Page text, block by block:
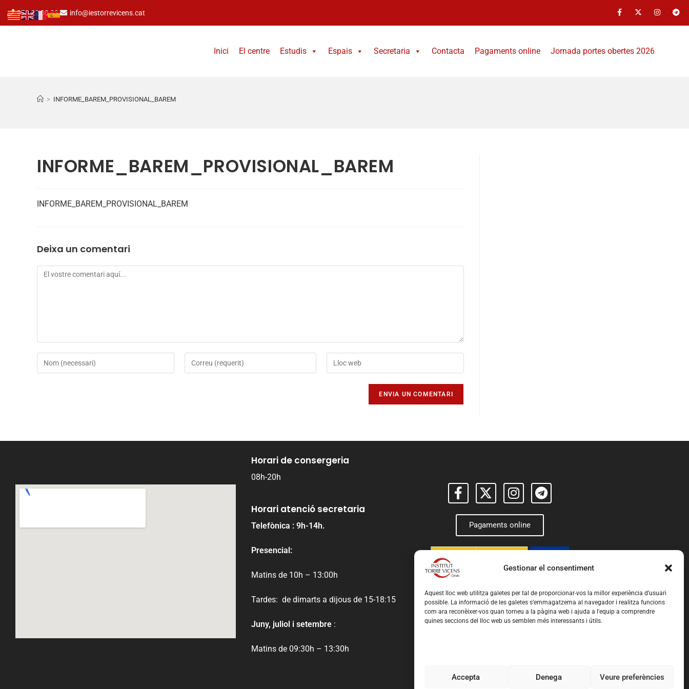
Gestionar el consentiment
Aquest lloc web utilitza galetes per tal de proporcionar-vos la millor experiència d’usuari
possible. La informació de les galetes s’emmagatzema al navegador i realitza funcions
com ara reconèixer-vos quan torneu a la pàgina web i ajuda a l'equip a comprendre
quines seccions del lloc web us semblen més interessants i útils.
Accepta Denega Veure preferències
973 22 00 33 info@iestorrevicens.cat
Inici El centre Estudis Espais Secretaria Contacta Pagaments online Jornada portes obertes 2026
> INFORME_BAREM_PROVISIONAL_BAREM
INFORME_BAREM_PROVISIONAL_BAREM
INFORME_BAREM_PROVISIONAL_BAREM
Deixa un comentari
Horari de consergeria
08h-20h
Horari atenció secretaria
Telefònica : 9h-14h.
Presencial:
Matins de 10h – 13:00h
Tardes: de dimarts a dijous de 15-18:15
Juny, juliol i setembre:
Matins de 09:30h – 13:30h
Pagaments online